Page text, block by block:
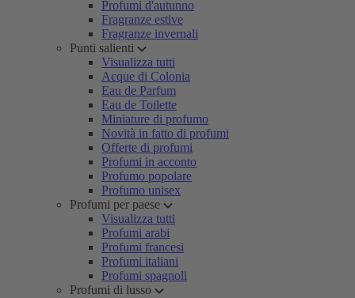
Profumi d'autunno
Fragranze estive
Fragranze invernali
Punti salienti
Visualizza tutti
Acque di Colonia
Eau de Parfum
Eau de Toilette
Miniature di profumo
Novità in fatto di profumi
Offerte di profumi
Profumi in acconto
Profumo popolare
Profumo unisex
Profumi per paese
Visualizza tutti
Profumi arabi
Profumi francesi
Profumi italiani
Profumi spagnoli
Profumi di lusso